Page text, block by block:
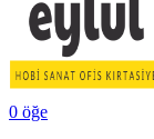
0 öğe